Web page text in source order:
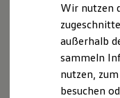
Elektroautos
ID.
Reichweite
Probefahrt
Wir nutzen
außerhalb
sammeln
nutzen,
besuchen